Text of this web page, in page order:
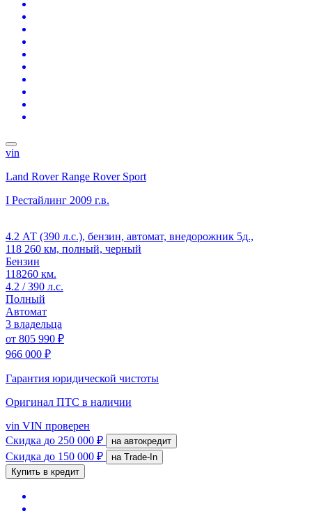
vin
Land Rover Range Rover Sport
I Рестайлинг 2009 г.в.
4.2 АТ (390 л.с.), бензин, автомат, внедорожник 5д.,
118 260 км, полный, черный
Бензин
118260 км.
4.2 / 390 л.с.
Полный
Автомат
3 владельца
от 805 990 ₽
966 000 ₽
Гарантия юридической чистоты
Оригинал ПТС в наличии
vin VIN проверен
Скидка до 250 000 ₽ на автокредит
Скидка до 150 000 ₽
на Trade-In
Купить в кредит